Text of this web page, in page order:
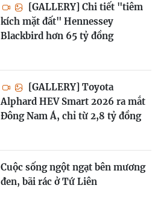
[GALLERY] Chi tiết "tiêm
kích mặt đất" Hennessey
Blackbird hơn 65 tỷ đồng
[GALLERY] Toyota
Alphard HEV Smart 2026 ra mắt
Đông Nam Á, chỉ từ 2,8 tỷ đồng
Cuộc sống ngột ngạt bên mương
đen, bãi rác ở Tứ Liên